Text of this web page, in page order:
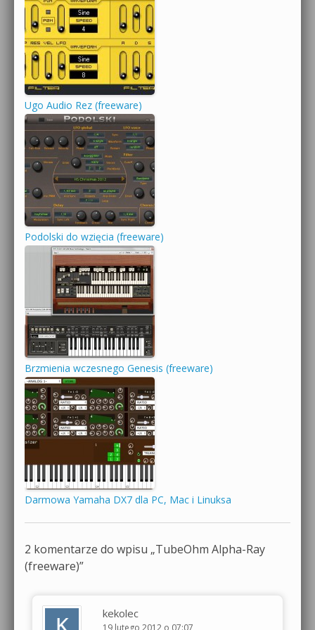
Ugo Audio Rez (freeware)
Podolski do wzięcia (freeware)
Brzmienia wczesnego Genesis (freeware)
Darmowa Yamaha DX7 dla PC, Mac i Linuksa
2 komentarze do wpisu „TubeOhm Alpha-Ray
(freeware)”
kekolec